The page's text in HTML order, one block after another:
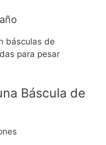
básculas de
para pesar
Báscula de